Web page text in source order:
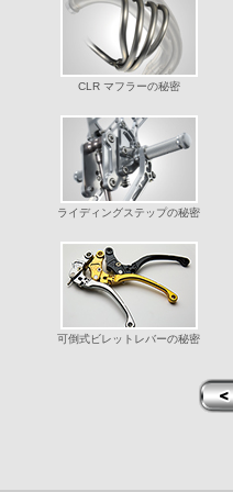
CLR マフラーの秘密
ライディングステップの秘密
可倒式ビレットレバーの秘密